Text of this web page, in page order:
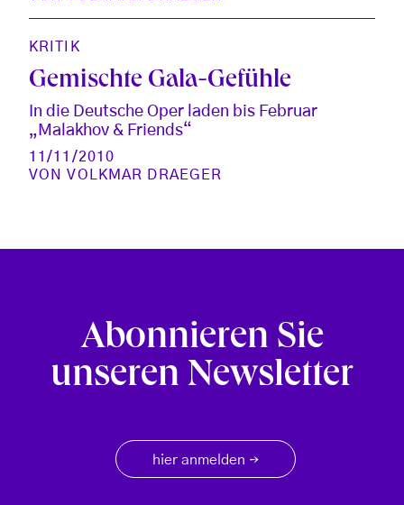
KRITIK
Gemischte Gala-Gefühle
In die Deutsche Oper laden bis Februar
„Malakhov & Friends“
11/11/2010
VONVOLKMAR DRAEGER
Abonnieren Sie
unseren Newsletter
hier anmelden →